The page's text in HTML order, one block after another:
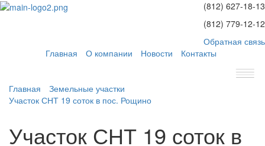
(812) 627-18-13
(812) 779-12-12
Обратная связь
Главная
О компании Новости Контакты
Главная
Земельные участки
Участок СНТ 19 соток в пос. Рощино
Участок СНТ 19 соток в